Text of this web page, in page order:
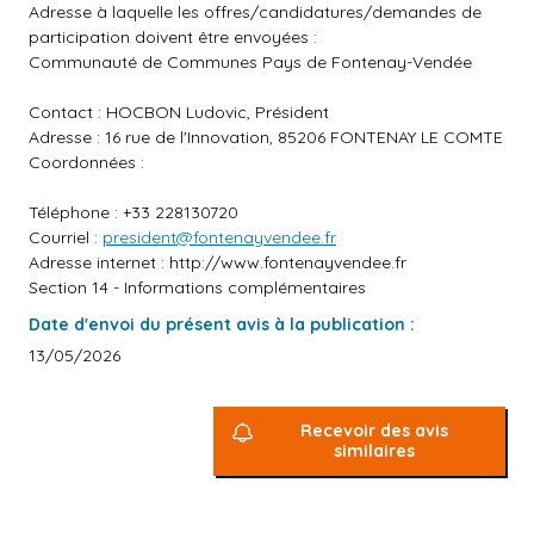
Adresse à laquelle les offres/candidatures/demandes de
participation doivent être envoyées :
Communauté de Communes Pays de Fontenay-Vendée
Contact : HOCBON Ludovic, Président
Adresse : 16 rue de l'Innovation, 85206 FONTENAY LE COMTE
Coordonnées :
Téléphone : +33 228130720
Courriel : president@fontenayvendee.fr
Adresse internet : http://www.fontenayvendee.fr
Section 14 - Informations complémentaires
Date d'envoi du présent avis à la publication :
13/05/2026
Recevoir des avis
similaires